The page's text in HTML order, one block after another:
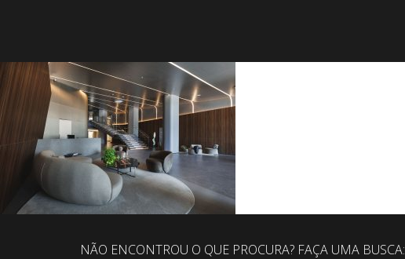
NÃO ENCONTROU O QUE PROCURA? FAÇA UMA BUSCA: